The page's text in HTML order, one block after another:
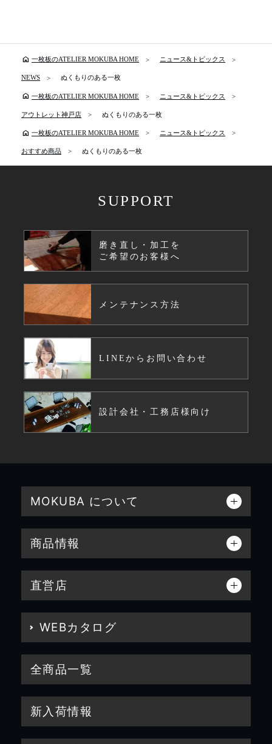
home 一枚板のATELIER MOKUBA HOME ニュース&トピックス
NEWS ぬくもりのある一枚
home 一枚板のATELIER MOKUBA HOME ニュース&トピックス
アウトレット神戸店 ぬくもりのある一枚
home 一枚板のATELIER MOKUBA HOME ニュース&トピックス
おすすめ商品 ぬくもりのある一枚
SUPPORT
磨き直し・加工を
ご希望のお客様へ
メンテナンス方法
LINEからお問い合わせ
設計会社・工務店様向け
MOKUBA について
商品情報
直営店
WEBカタログ
全商品一覧
新入荷情報